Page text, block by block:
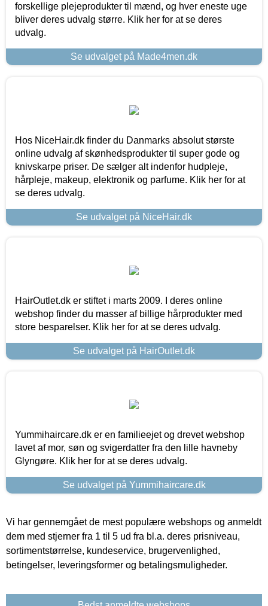
forskellige plejeprodukter til mænd, og hver eneste uge
bliver deres udvalg større. Klik her for at se deres
udvalg.
Se udvalget på Made4men.dk
Hos NiceHair.dk finder du Danmarks absolut største
online udvalg af skønhedsprodukter til super gode og
knivskarpe priser. De sælger alt indenfor hudpleje,
hårpleje, makeup, elektronik og parfume. Klik her for at
se deres udvalg.
Se udvalget på NiceHair.dk
HairOutlet.dk er stiftet i marts 2009. I deres online
webshop finder du masser af billige hårprodukter med
store besparelser. Klik her for at se deres udvalg.
Se udvalget på HairOutlet.dk
Yummihaircare.dk er en familieejet og drevet webshop
lavet af mor, søn og svigerdatter fra den lille havneby
Glyngøre. Klik her for at se deres udvalg.
Se udvalget på Yummihaircare.dk
Vi har gennemgået de mest populære webshops og anmeldt
dem med stjerner fra 1 til 5 ud fra bl.a. deres prisniveau,
sortimentstørrelse, kundeservice, brugervenlighed,
betingelser, leveringsformer og betalingsmuligheder.